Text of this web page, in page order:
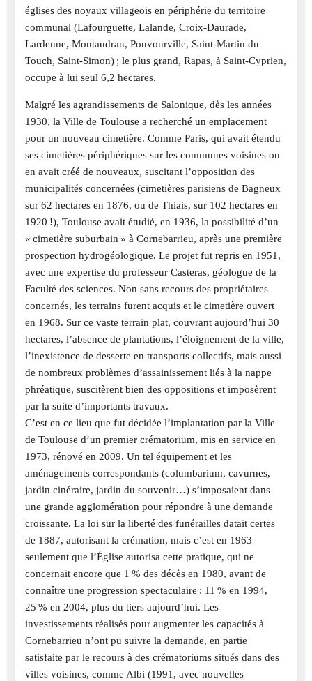
églises des noyaux villageois en périphérie du territoire
communal (Lafourguette, Lalande, Croix-Daurade,
Lardenne, Montaudran, Pouvourville, Saint-Martin du
Touch, Saint-Simon) ; le plus grand, Rapas, à Saint-Cyprien,
occupe à lui seul 6,2 hectares.
Malgré les agrandissements de Salonique, dès les années
1930, la Ville de Toulouse a recherché un emplacement
pour un nouveau cimetière. Comme Paris, qui avait étendu
ses cimetières périphériques sur les communes voisines ou
en avait créé de nouveaux, suscitant l’opposition des
municipalités concernées (cimetières parisiens de Bagneux
sur 62 hectares en 1876, ou de Thiais, sur 102 hectares en
1920 !), Toulouse avait étudié, en 1936, la possibilité d’un
« cimetière suburbain » à Cornebarrieu, après une première
prospection hydrogéologique. Le projet fut repris en 1951,
avec une expertise du professeur Casteras, géologue de la
Faculté des sciences. Non sans recours des propriétaires
concernés, les terrains furent acquis et le cimetière ouvert
en 1968. Sur ce vaste terrain plat, couvrant aujourd’hui 30
hectares, l’absence de plantations, l’éloignement de la ville,
l’inexistence de desserte en transports collectifs, mais aussi
de nombreux problèmes d’assainissement liés à la nappe
phréatique, suscitèrent bien des oppositions et imposèrent
par la suite d’importants travaux.
C’est en ce lieu que fut décidée l’implantation par la Ville
de Toulouse d’un premier crématorium, mis en service en
1973, rénové en 2009. Un tel équipement et les
aménagements correspondants (columbarium, cavurnes,
jardin cinéraire, jardin du souvenir…) s’imposaient dans
une grande agglomération pour répondre à une demande
croissante. La loi sur la liberté des funérailles datait certes
de 1887, autorisant la crémation, mais c’est en 1963
seulement que l’Église autorisa cette pratique, qui ne
concernait encore que 1 % des décès en 1980, avant de
connaître une progression spectaculaire : 11 % en 1994,
25 % en 2004, plus du tiers aujourd’hui. Les
investissements réalisés pour augmenter les capacités à
Cornebarrieu n’ont pu suivre la demande, en partie
satisfaite par le recours à des crématoriums situés dans des
villes voisines, comme Albi (1991, avec nouvelles